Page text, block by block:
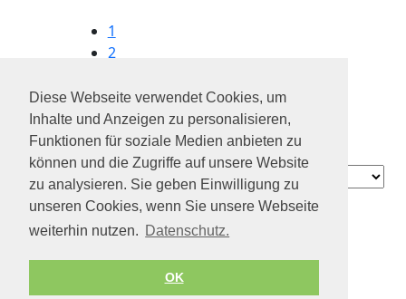
Diese Webseite verwendet Cookies, um
Inhalte und Anzeigen zu personalisieren,
Funktionen für soziale Medien anbieten zu
können und die Zugriffe auf unsere Website
zu analysieren. Sie geben Einwilligung zu
unseren Cookies, wenn Sie unsere Webseite
weiterhin nutzen. Datenschutz.
OK
1
2
4
...
12
Contact
Über uns
Impressum
Geschäftsbedingungen